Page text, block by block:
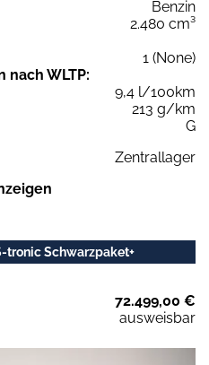
Benzin
2.480 cm³
1 (None)
nach WLTP:
9,4 l/100km
213 g/km
G
Zentrallager
tronic Schwarzpaket+
72.499,00 €
ausweisbar